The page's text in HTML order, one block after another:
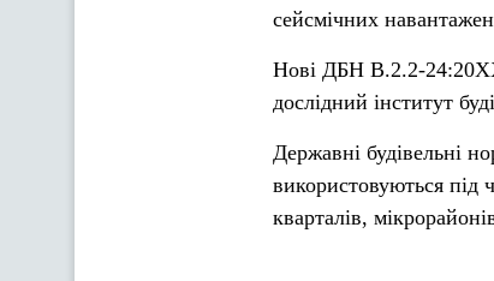
сейсмічних
Нові ДБН В.2.2-
дослідний інститут
Державні будівельні
використовуються під
кварталів,